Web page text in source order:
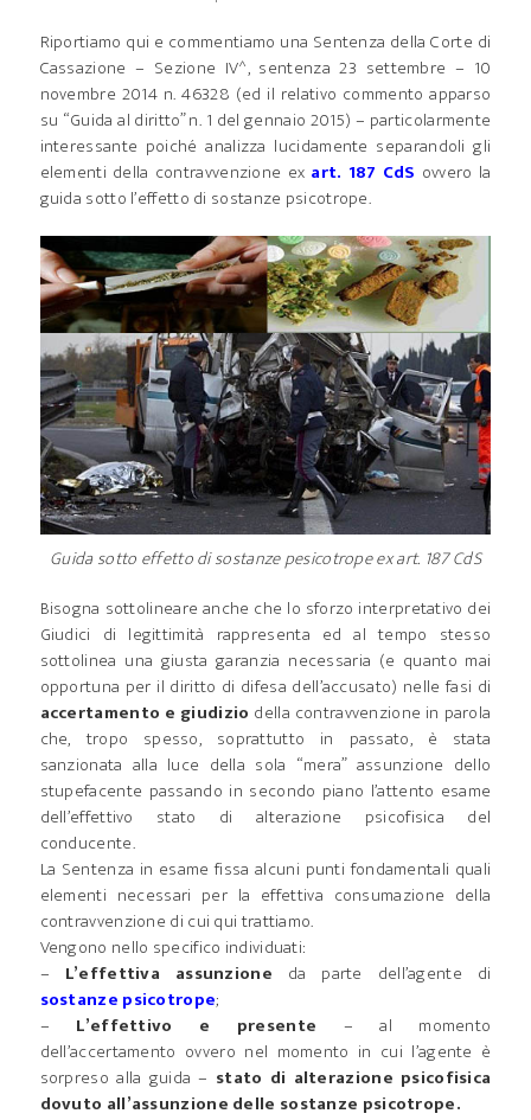
Riportiamo qui e commentiamo una Sentenza della Corte di
Cassazione – Sezione IV^, sentenza 23 settembre – 10
novembre 2014 n. 46328 (ed il relativo commento apparso
su “Guida al diritto” n. 1 del gennaio 2015) – particolarmente
interessante poiché analizza lucidamente separandoli gli
elementi della contravvenzione ex art. 187 CdS ovvero la
guida sotto l’effetto di sostanze psicotrope.
Guida sotto effetto di sostanze pesicotrope ex art. 187 CdS
Bisogna sottolineare anche che lo sforzo interpretativo dei
Giudici di legittimità rappresenta ed al tempo stesso
sottolinea una giusta garanzia necessaria (e quanto mai
opportuna per il diritto di difesa dell’accusato) nelle fasi di
accertamento e giudizio della contravvenzione in parola
che, tropo spesso, soprattutto in passato, è stata
sanzionata alla luce della sola “mera” assunzione dello
stupefacente passando in secondo piano l’attento esame
dell’effettivo stato di alterazione psicofisica del
conducente.
La Sentenza in esame fissa alcuni punti fondamentali quali
elementi necessari per la effettiva consumazione della
contravvenzione di cui qui trattiamo.
Vengono nello specifico individuati:
– L’effettiva assunzione da parte dell’agente di
sostanze psicotrope;
– L’effettivo e presente – al momento
dell’accertamento ovvero nel momento in cui l’agente è
sorpreso alla guida – stato di alterazione psicofisica
dovuto all’assunzione delle sostanze psicotrope.